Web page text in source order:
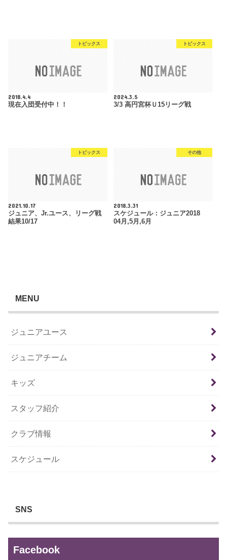
トピックス
2018.4.4
現在入団受付中！！
トピックス
2024.3.5
3/3 高円宮杯Ｕ15リーグ戦
トピックス
2021.10.17
ジュニア、Jr.ユース、リーグ戦
結果10/17
その他
2018.3.31
スケジュール：ジュニア2018
04月,5月,6月
MENU
ジュニアユース
ジュニアチーム
キッズ
スタッフ紹介
クラブ情報
スケジュール
SNS
Facebook